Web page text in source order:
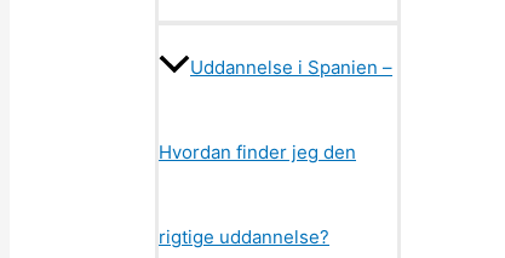
Uddannelse i Spanien –
Hvordan finder jeg den
rigtige uddannelse?